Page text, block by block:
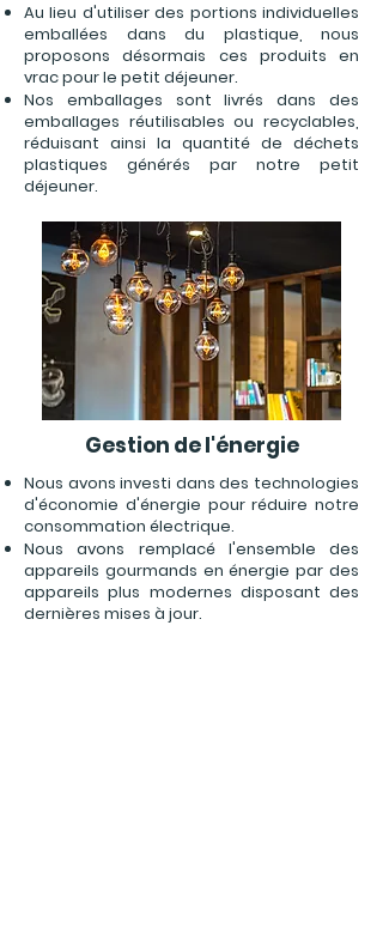
Au lieu d'utiliser des portions individuelles
emballées dans du plastique, nous
proposons désormais ces produits en
vrac pour le petit déjeuner.
Nos emballages sont livrés dans des
emballages réutilisables ou recyclables,
réduisant ainsi la quantité de déchets
plastiques générés par notre petit
déjeuner.
Gestion de l'énergie
Nous avons investi dans des technologies
d'économie d'énergie pour réduire notre
consommation électrique.
Nous avons remplacé l'ensemble des
appareils gourmands en énergie par des
appareils plus modernes disposant des
dernières mises à jour.